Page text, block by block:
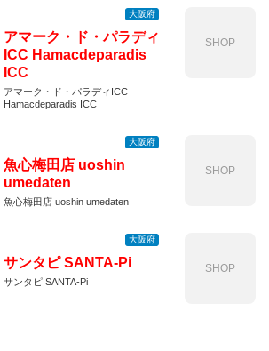
大阪府
アマーク・ド・パラディ
ICC Hamacdeparadis
ICC
アマーク・ド・パラディICC
Hamacdeparadis ICC
SHOP
大阪府
魚心梅田店 uoshin
umedaten
魚心梅田店 uoshin umedaten
SHOP
大阪府
サンタピ SANTA-Pi
サンタピ SANTA-Pi
SHOP